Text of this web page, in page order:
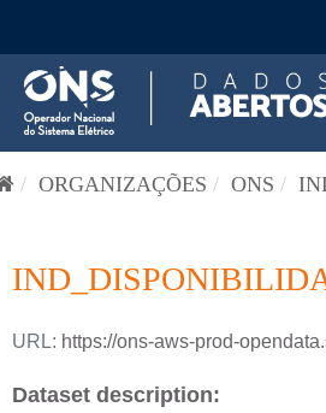
ORGANIZAÇÕES ONS
URL: https://ons-aws-prod-
Dataset description: